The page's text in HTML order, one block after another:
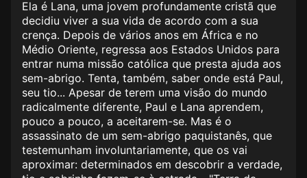
Ela é Lana, uma jovem profundamente cristã que
decidiu viver a sua vida de acordo com a sua
crença. Depois de vários anos em África e no
Médio Oriente, regressa aos Estados Unidos para
entrar numa missão católica que presta ajuda aos
sem-abrigo. Tenta, também, saber onde está Paul,
seu tio... Apesar de terem uma visão do mundo
radicalmente diferente, Paul e Lana aprendem,
pouco a pouco, a aceitarem-se. Mas é o
assassinato de um sem-abrigo paquistanês, que
testemunham involuntariamente, que os vai
aproximar: determinados em descobrir a verdade,